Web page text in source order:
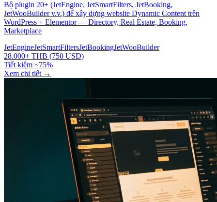
Bộ plugin 20+ (JetEngine, JetSmartFilters, JetBooking,
JetWooBuilder v.v.) để xây dựng website Dynamic Content trên
WordPress + Elementor — Directory, Real Estate, Booking,
Marketplace
JetEngineJetSmartFiltersJetBookingJetWooBuilder
28.000+ THB (750 USD)
Tiết kiệm ~75%
Xem chi tiết →